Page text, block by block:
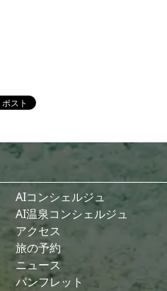
AIコンシェルジュ
AI温泉コンシェルジュ
アクセス
旅の予約
ニュース
パンフレット